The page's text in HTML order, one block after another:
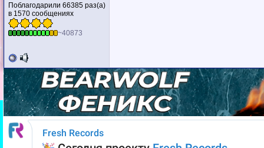
Поблагодарили 66385 раз(а)
в 1570 сообщениях
~40873